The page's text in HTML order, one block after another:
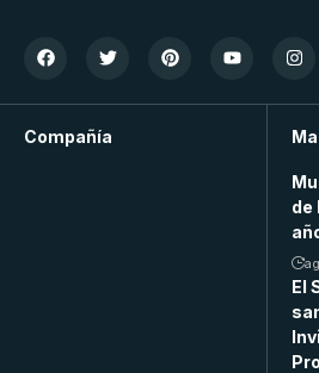
Compañía
de
El